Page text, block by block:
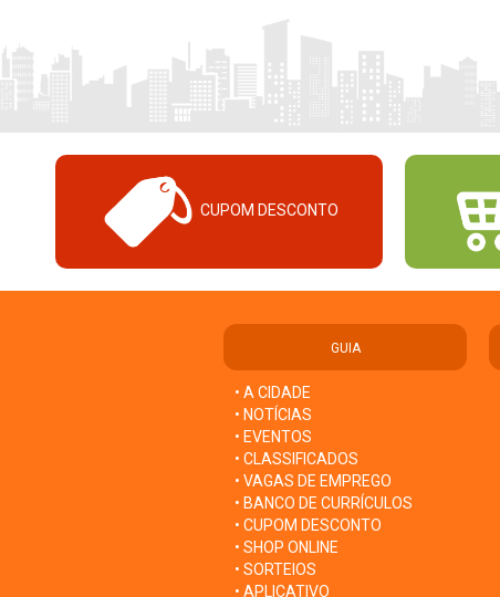
CUPOM DESCONTO
GUIA
• A CIDADE
• NOTÍCIAS
• EVENTOS
• CLASSIFICADOS
• VAGAS DE EMPREGO
• BANCO DE CURRÍCULOS
• CUPOM DESCONTO
• SHOP ONLINE
• SORTEIOS
• APLICATIVO